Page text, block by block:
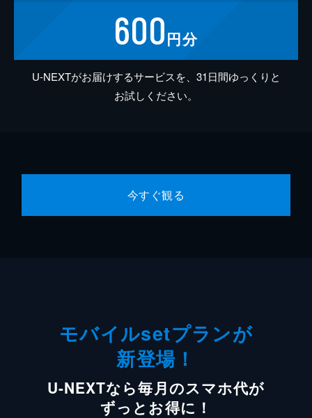
600円分
U-NEXTがお届けするサービスを、31日間ゆっくりと
お試しください。
今すぐ観る
モバイルsetプランが
新登場！
U-NEXTなら毎月のスマホ代が
ずっとお得に！